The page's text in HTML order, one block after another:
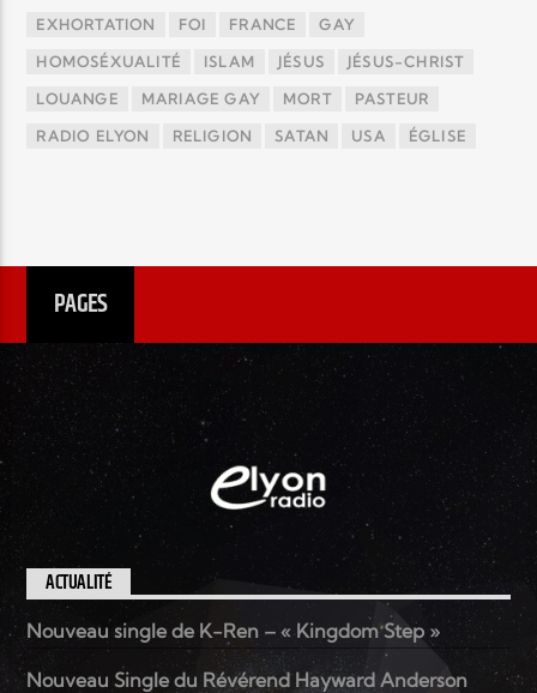
EXHORTATION FOI FRANCE GAY
HOMOSÉXUALITÉ ISLAM JÉSUS JÉSUS-CHRIST
LOUANGE MARIAGE GAY MORT PASTEUR
RADIO ELYON RELIGION SATAN USA ÉGLISE
PAGES
ACTUALITÉ
Nouveau single de K-Ren – « Kingdom Step »
Nouveau Single du Révérend Hayward Anderson